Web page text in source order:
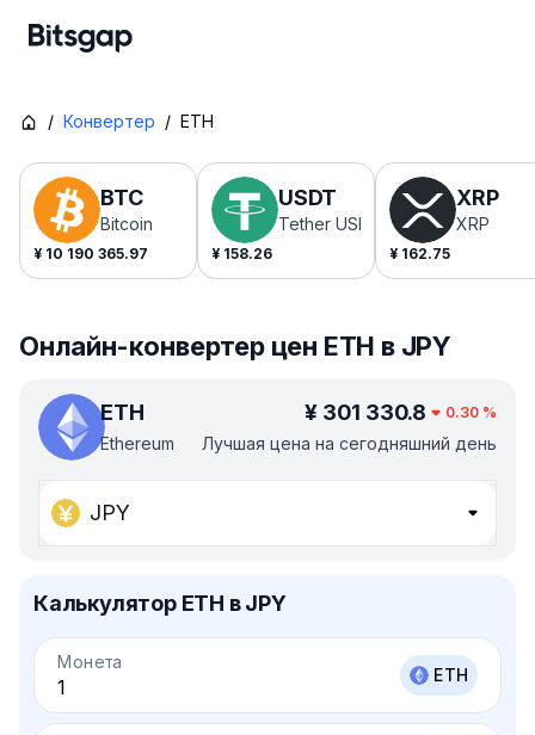
/ Конвертер / ETH
BTC
Bitcoin
¥ 10 190 365.97
USDT
Tether USDt
¥ 158.26
XRP
XRP
¥ 162.75
Онлайн-конвертер цен ETH в JPY
ETH
Ethereum
¥ 301 330.8 0.30 %
Лучшая цена на сегодняшний день
JPY
Калькулятор ETH в JPY
Монета
ETH